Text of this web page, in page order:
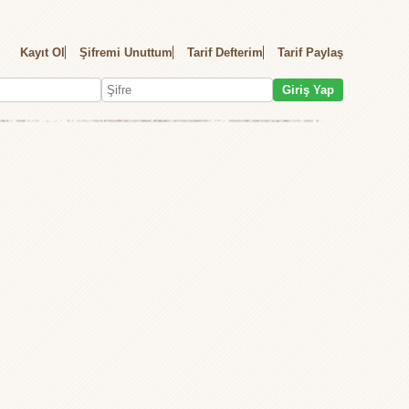
Kayıt Ol Şifremi Unuttum Tarif Defterim Tarif Paylaş
Giriş Yap